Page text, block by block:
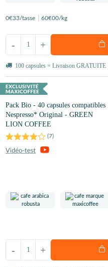
0€33/tasse 60€00/kg
+
-
100 capsules = Livraison GRATUITE
Pack Bio - 40 capsules compatibles
Nespresso* Original - GREEN
LION COFFEE
(7)
+
-